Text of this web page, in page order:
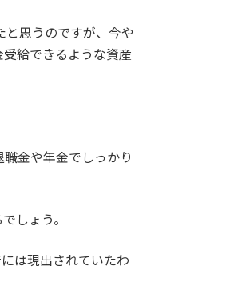
思うのですが、今や
給できるような資産
金や年金でしっかり
しょう。
は現出されていたわ